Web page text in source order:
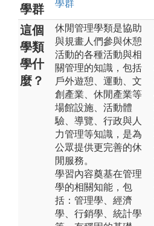
學群
學群
這個
學類
學什
麼？
休閒管理學類是協助
與規畫人們參與休憩
活動的各種活動與相
關管理的知識，包括
戶外遊憩、運動、文
創產業、休閒產業等
場館設施、活動體
驗、導覽、行政與人
力管理等知識，是為
公眾提供更完善的休
閒服務。
學習內容奠基在管理
學的相關知能，包
括：管理學、經濟
學、行銷學、統計學